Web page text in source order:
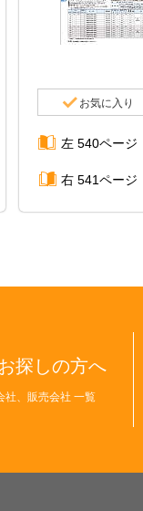
お気に入り
左 540ページ
右 541ページ
探しの方へ
社、販売会社 一覧